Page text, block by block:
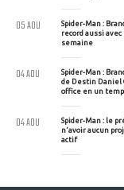
Spider-Man :
record aussi
semaine
05 AOU
Spider-Man :
de Destin Daniel
office en un
04 AOU
Spider-Man : le
n'avoir aucun
actif
04 AOU